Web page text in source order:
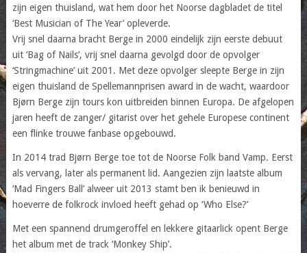
zijn eigen thuisland, wat hem door het Noorse dagbladet de titel
‘Best Musician of The Year’ opleverde.
Vrij snel daarna bracht Berge in 2000 eindelijk zijn eerste debuut
uit ‘Bag of Nails’, vrij snel daarna gevolgd door de opvolger
‘Stringmachine’ uit 2001. Met deze opvolger sleepte Berge in zijn
eigen thuisland de Spellemannprisen award in de wacht, waardoor
Bjørn Berge zijn tours kon uitbreiden binnen Europa. De afgelopen
jaren heeft de zanger/ gitarist over het gehele Europese continent
een flinke trouwe fanbase opgebouwd.
In 2014 trad Bjørn Berge toe tot de Noorse Folk band Vamp. Eerst
als vervang, later als permanent lid. Aangezien zijn laatste album
‘Mad Fingers Ball’ alweer uit 2013 stamt ben ik benieuwd in
hoeverre de folkrock invloed heeft gehad op ‘Who Else?’
Met een spannend drumgeroffel en lekkere gitaarlick opent Berge
het album met de track ‘Monkey Ship’.